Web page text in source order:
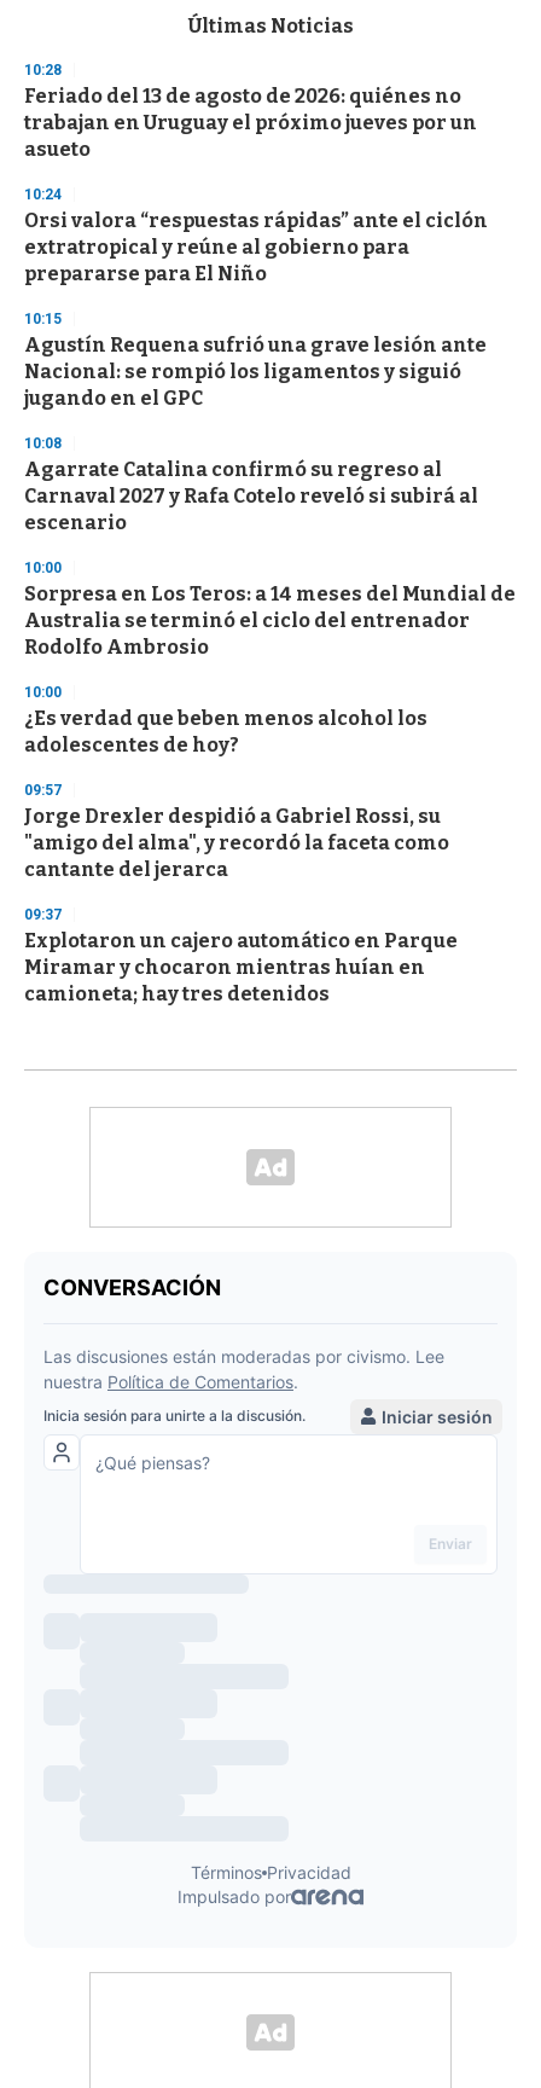
d
s
o
f
3
s
e
c
o
n
d
Últimas Noticias
10:28
Feriado del 13 de agosto de 2026: quiénes no
trabajan en Uruguay el próximo jueves por un
asueto
10:24
Orsi valora “respuestas rápidas” ante el ciclón
extratropical y reúne al gobierno para
prepararse para El Niño
10:15
Agustín Requena sufrió una grave lesión ante
Nacional: se rompió los ligamentos y siguió
jugando en el GPC
10:08
Agarrate Catalina confirmó su regreso al
Carnaval 2027 y Rafa Cotelo reveló si subirá al
escenario
10:00
Sorpresa en Los Teros: a 14 meses del Mundial de
Australia se terminó el ciclo del entrenador
Rodolfo Ambrosio
10:00
¿Es verdad que beben menos alcohol los
adolescentes de hoy?
09:57
Jorge Drexler despidió a Gabriel Rossi, su
"amigo del alma", y recordó la faceta como
cantante del jerarca
09:37
Explotaron un cajero automático en Parque
Miramar y chocaron mientras huían en
camioneta; hay tres detenidos